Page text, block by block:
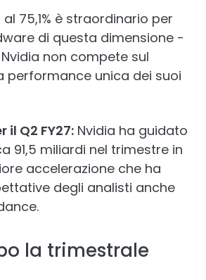
75,1% è straordinario per
di questa dimensione -
non compete sul
performance unica dei suoi
il Q2 FY27: Nvidia ha guidato
91,5 miliardi nel trimestre in
accelerazione che ha
degli analisti anche
la trimestrale